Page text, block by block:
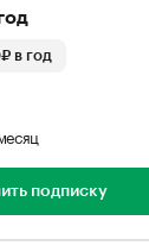
в год
подписку